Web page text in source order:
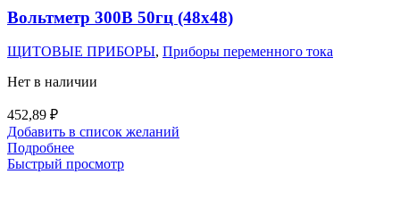
Вольтметр 300В 50гц (48х48)
ЩИТОВЫЕ ПРИБОРЫ, Приборы переменного тока
Нет в наличии
452,89 ₽
Добавить в список желаний
Подробнее
Быстрый просмотр